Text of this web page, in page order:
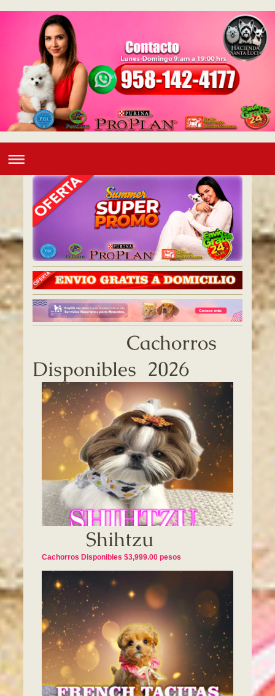
Cachorros
Disponibles 2026
Shihtzu
Cachorros Disponibles $3,999.00 pesos